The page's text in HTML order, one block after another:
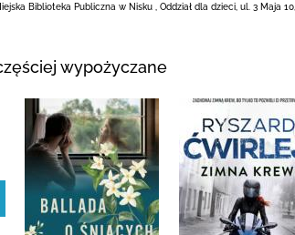
Biblioteka Publiczna w Nisku Oddział dla dzieci, ul. 3 Maja 10
wypożyczane